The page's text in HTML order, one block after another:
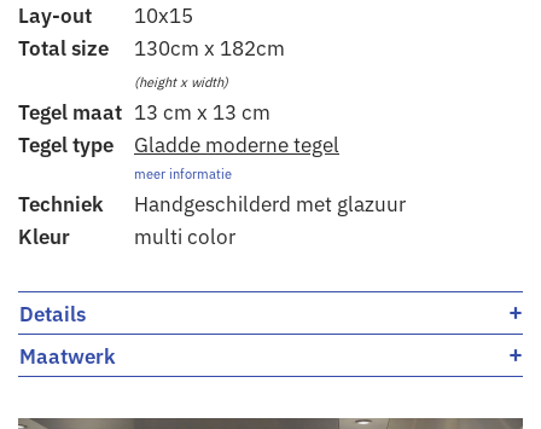
Lay-out
10x15
Total size
130cm x 182cm
(height x width)
Tegel maat 13 cm x 13 cm
Tegel type
Gladde moderne tegel
meer informatie
Techniek
Handgeschilderd met glazuur
Kleur
multi color
Details +
Maatwerk +